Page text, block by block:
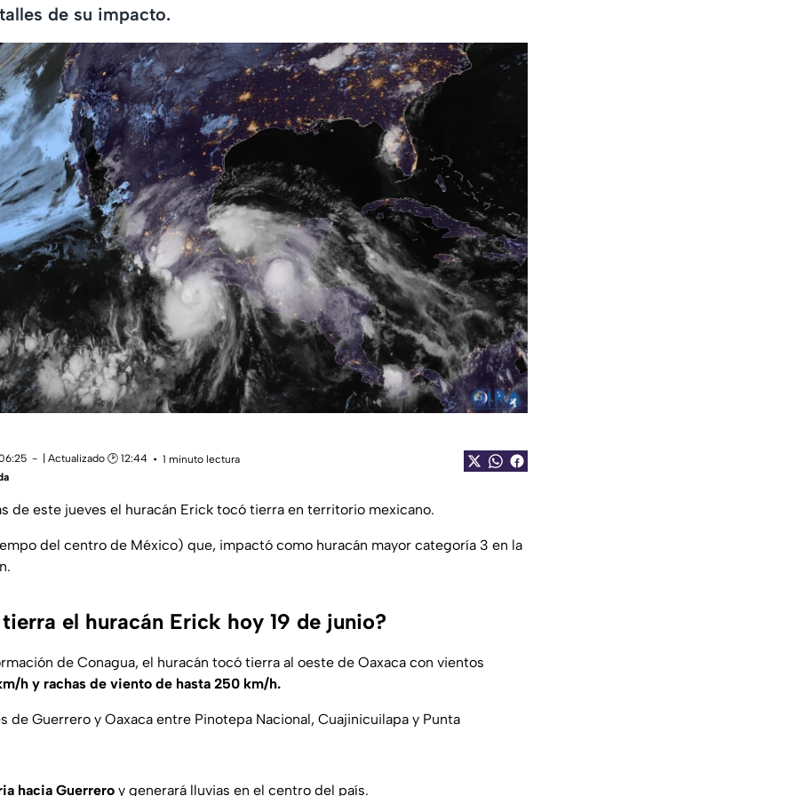
de su impacto.
| Actualizado 🕑 12:44
1 minuto lectura
de este jueves el huracán Erick tocó tierra en territorio mexicano.
del centro de México) que, impactó como huracán mayor categoría 3 en la
el huracán Erick hoy 19 de junio?
de Conagua, el huracán tocó tierra al oeste de Oaxaca con vientos
h y rachas de viento de hasta 250 km/h.
de Guerrero y Oaxaca entre Pinotepa Nacional, Cuajinicuilapa y Punta
hacia Guerrero y generará lluvias en el centro del país.